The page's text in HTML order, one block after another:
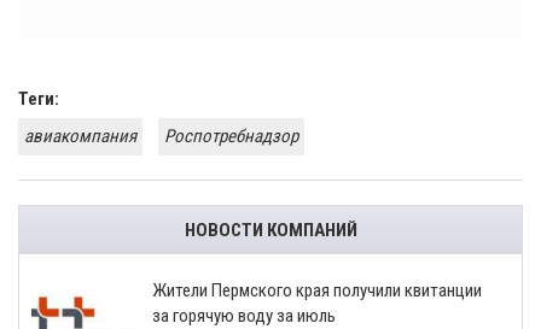
Теги:
авиакомпания
Роспотребнадзор
НОВОСТИ КОМПАНИЙ
​Жители Пермского края получили квитанции
за горячую воду за июль